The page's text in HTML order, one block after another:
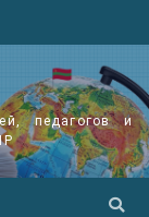
педагогов и